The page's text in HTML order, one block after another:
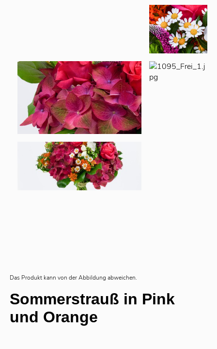
Das Produkt kann von der Abbildung abweichen.
Sommerstrauß in Pink
und Orange